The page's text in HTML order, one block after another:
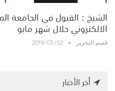
الشيخ : القبول في الجامعة
الالكتروني خلال شهر مايو
قسم التحرير 2019/05/02
أخر الأخبار